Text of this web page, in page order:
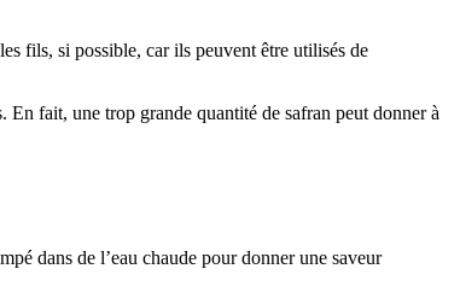
fils, si possible, car ils peuvent être utilisés de
En fait, une trop grande quantité de safran peut donner à
dans de l’eau chaude pour donner une saveur